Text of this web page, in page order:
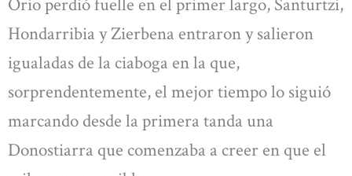
Hondarribia y Zierbena entraron y salieron
igualadas de la ciaboga en la que,
sorprendentemente, el mejor tiempo lo siguió
marcando desde la primera tanda una
Donostiarra que comenzaba a creer en que el